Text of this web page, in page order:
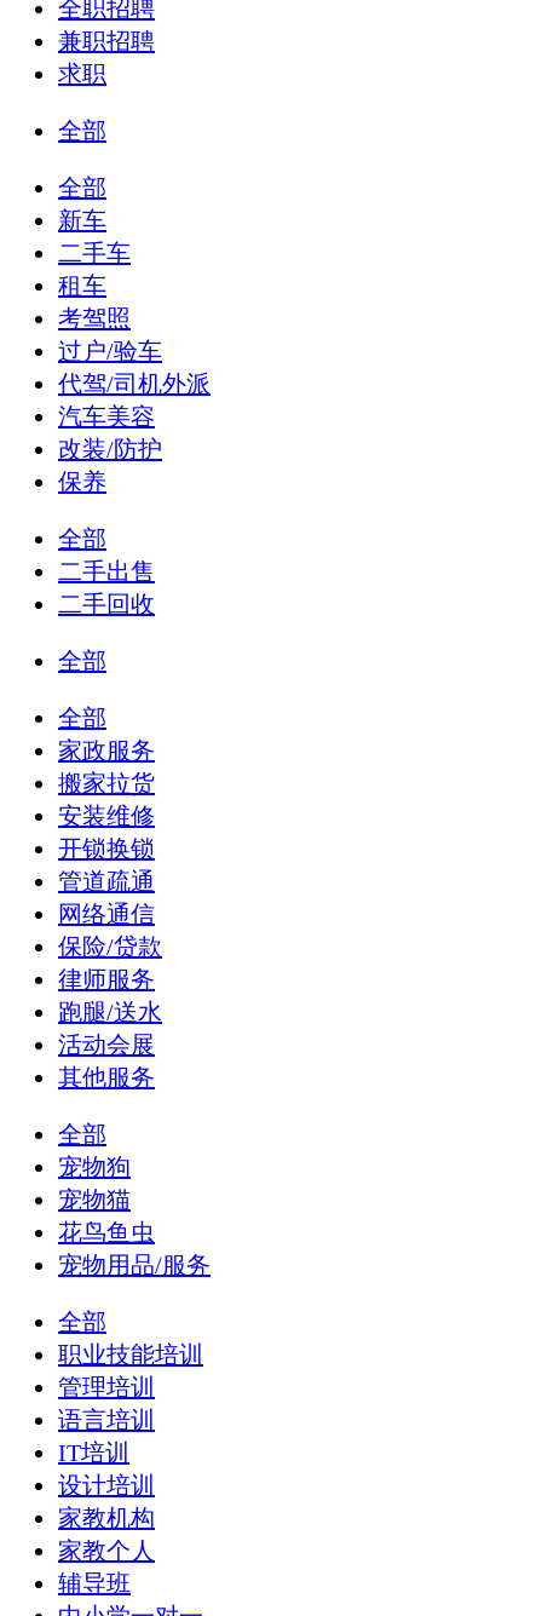
全职招聘
兼职招聘
求职
全部
全部
新车
二手车
租车
考驾照
过户/验车
代驾/司机外派
汽车美容
改装/防护
保养
全部
二手出售
二手回收
全部
全部
家政服务
搬家拉货
安装维修
开锁换锁
管道疏通
网络通信
保险/贷款
律师服务
跑腿/送水
活动会展
其他服务
全部
宠物狗
宠物猫
花鸟鱼虫
宠物用品/服务
全部
职业技能培训
管理培训
语言培训
IT培训
设计培训
家教机构
家教个人
辅导班